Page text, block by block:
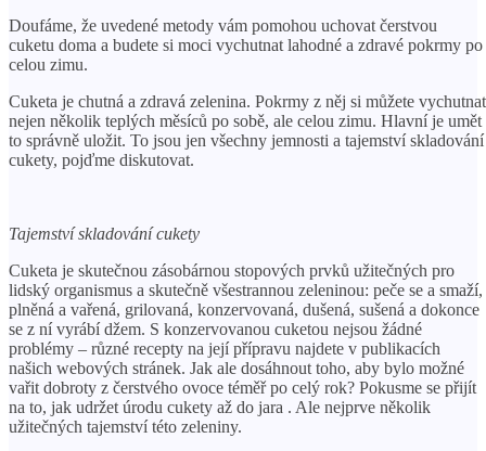
Doufáme, že uvedené metody vám pomohou uchovat čerstvou
cuketu doma a budete si moci vychutnat lahodné a zdravé pokrmy po
celou zimu.
Cuketa je chutná a zdravá zelenina. Pokrmy z něj si můžete vychutnat
nejen několik teplých měsíců po sobě, ale celou zimu. Hlavní je umět
to správně uložit. To jsou jen všechny jemnosti a tajemství skladování
cukety, pojďme diskutovat.
Tajemství skladování cukety
Cuketa je skutečnou zásobárnou stopových prvků užitečných pro
lidský organismus a skutečně všestrannou zeleninou: peče se a smaží,
plněná a vařená, grilovaná, konzervovaná, dušená, sušená a dokonce
se z ní vyrábí džem. S konzervovanou cuketou nejsou žádné
problémy – různé recepty na její přípravu najdete v publikacích
našich webových stránek. Jak ale dosáhnout toho, aby bylo možné
vařit dobroty z čerstvého ovoce téměř po celý rok? Pokusme se přijít
na to, jak udržet úrodu cukety až do jara . Ale nejprve několik
užitečných tajemství této zeleniny.